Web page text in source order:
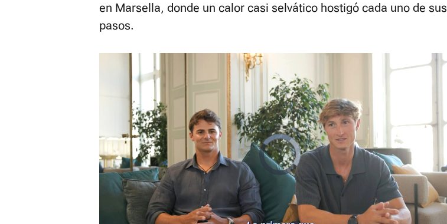
en Marsella, donde un calor casi selvático hostigó cada uno de sus
pasos.
El sonido está silenciado, puedes
activarlo desde la barra de control